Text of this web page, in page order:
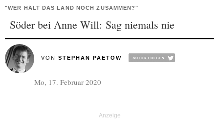
"WER HÄLT DAS LAND NOCH ZUSAMMEN?"
Söder bei Anne Will: Sag niemals nie
VON STEPHAN PAETOW
Mo, 17. Februar 2020